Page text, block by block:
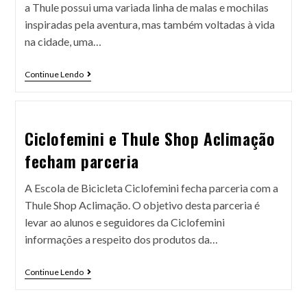
a Thule possui uma variada linha de malas e mochilas
inspiradas pela aventura, mas também voltadas à vida
na cidade, uma…
Continue Lendo
Ciclofemini e Thule Shop Aclimação
fecham parceria
A Escola de Bicicleta Ciclofemini fecha parceria com a
Thule Shop Aclimação. O objetivo desta parceria é
levar ao alunos e seguidores da Ciclofemini
informações a respeito dos produtos da…
Continue Lendo